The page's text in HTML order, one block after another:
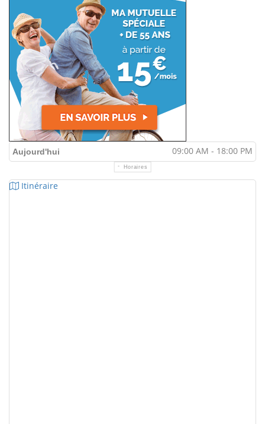
Aujourd'hui 09:00 AM - 18:00 PM
Horaires
Itinéraire